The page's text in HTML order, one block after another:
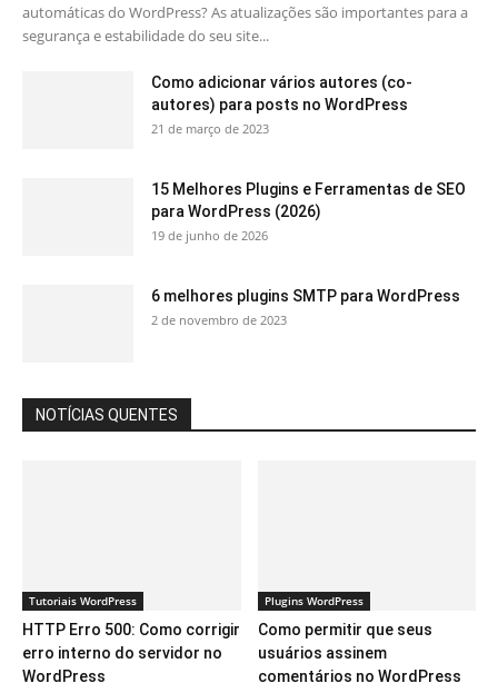
automáticas do WordPress? As atualizações são importantes para a
segurança e estabilidade do seu site...
Como adicionar vários autores (co-
autores) para posts no WordPress
21 de março de 2023
15 Melhores Plugins e Ferramentas de SEO
para WordPress (2026)
19 de junho de 2026
6 melhores plugins SMTP para WordPress
2 de novembro de 2023
NOTÍCIAS QUENTES
Tutoriais WordPress
HTTP Erro 500: Como corrigir
erro interno do servidor no
WordPress
Plugins WordPress
Como permitir que seus
usuários assinem
comentários no WordPress